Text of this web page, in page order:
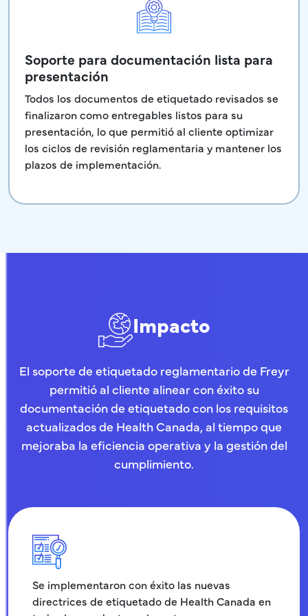
Soporte para documentación lista para
presentación
Todos los documentos de etiquetado revisados se
finalizaron como entregables listos para su
presentación, lo que permitió al cliente optimizar
los ciclos de revisión reglamentaria y mantener los
plazos de implementación.
Impacto
El soporte de etiquetado reglamentario de Freyr
permitió al cliente alinear con éxito su
documentación de etiquetado con los requisitos
actualizados de Health Canada, al tiempo que
mejoraba la eficiencia operativa y la gestión del
cumplimiento.
Se implementaron con éxito las nuevas
directrices de etiquetado de Health Canada en